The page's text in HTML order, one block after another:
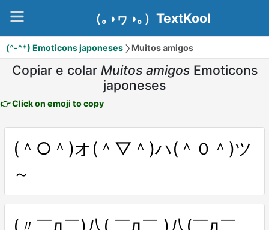
（｡◑ヮ◑｡）TextKool
(^-^*) Emoticons japoneses Muitos amigos
Copiar e colar Muitos amigos Emoticons
japoneses
👉 Click on emoji to copy
(＾○＾)オ(＾▽＾)ハ(＾０＾)ツ
～
(〃￣д￣)八( ￣д￣ )八(￣д￣